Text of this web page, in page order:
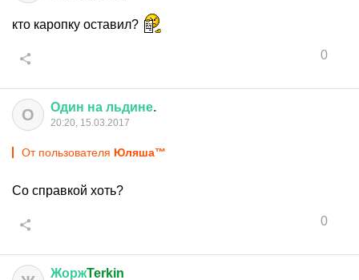
кто каропку оставил?
0
О Один на льдине.
20:20, 15.03.2017
От пользователя Юляша™
Со справкой хоть?
0
ЖоржTerkin